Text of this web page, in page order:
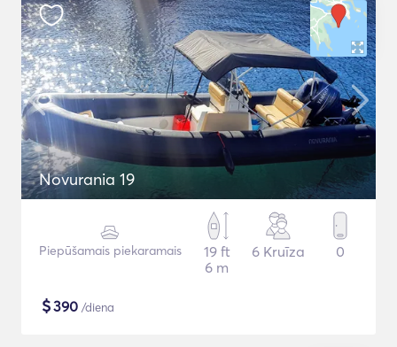
Novurania 19
Piepūšamais piekaramais
19 ft
6 m
6 Kruīza 0
$390 /diena